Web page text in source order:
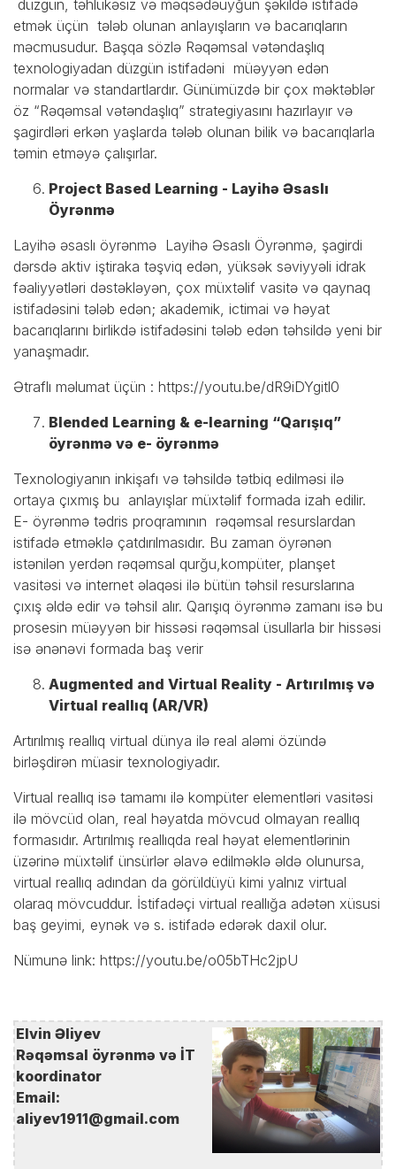
düzgün, təhlükəsiz və məqsədəuyğun şəkildə istifadə
etmək üçün tələb olunan anlayışların və bacarıqların
məcmusudur. Başqa sözlə Rəqəmsal vətəndaşlıq
texnologiyadan düzgün istifadəni müəyyən edən
normalar və standartlardır. Günümüzdə bir çox məktəblər
öz “Rəqəmsal vətəndaşlıq” strategiyasını hazırlayır və
şagirdləri erkən yaşlarda tələb olunan bilik və bacarıqlarla
təmin etməyə çalışırlar.
Project Based Learning - Layihə Əsaslı
Öyrənmə
Layihə əsaslı öyrənmə Layihə Əsaslı Öyrənmə, şagirdi
dərsdə aktiv iştiraka təşviq edən, yüksək səviyyəli idrak
fəaliyyətləri dəstəkləyən, çox müxtəlif vasitə və qaynaq
istifadəsini tələb edən; akademik, ictimai və həyat
bacarıqlarını birlikdə istifadəsini tələb edən təhsildə yeni bir
yanaşmadır.
Ətraflı məlumat üçün : https://youtu.be/dR9iDYgitl0
Blended Learning & e-learning “Qarışıq”
öyrənmə və e- öyrənmə
Texnologiyanın inkişafı və təhsildə tətbiq edilməsi ilə
ortaya çıxmış bu anlayışlar müxtəlif formada izah edilir.
E- öyrənmə tədris proqramının rəqəmsal resurslardan
istifadə etməklə çatdırılmasıdır. Bu zaman öyrənən
istənilən yerdən rəqəmsal qurğu,kompüter, planşet
vasitəsi və internet əlaqəsi ilə bütün təhsil resurslarına
çıxış əldə edir və təhsil alır. Qarışıq öyrənmə zamanı isə bu
prosesin müəyyən bir hissəsi rəqəmsal üsullarla bir hissəsi
isə ənənəvi formada baş verir
Augmented and Virtual Reality - Artırılmış və
Virtual reallıq (AR/VR)
Artırılmış reallıq virtual dünya ilə real aləmi özündə
birləşdirən müasir texnologiyadır.
Virtual reallıq isə tamamı ilə kompüter elementləri vasitəsi
ilə mövcüd olan, real həyatda mövcud olmayan reallıq
formasıdır. Artırılmış reallıqda real həyat elementlərinin
üzərinə müxtəlif ünsürlər əlavə edilməklə əldə olunursa,
virtual reallıq adından da görüldüyü kimi yalnız virtual
olaraq mövcuddur. İstifadəçi virtual reallığa adətən xüsusi
baş geyimi, eynək və s. istifadə edərək daxil olur.
Nümunə link: https://youtu.be/o05bTHc2jpU
Elvin Əliyev
Rəqəmsal öyrənmə və İT
koordinator
Email:
aliyev1911@gmail.com